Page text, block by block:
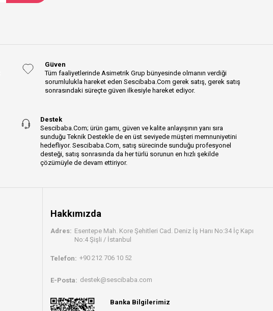
Güven
Tüm faaliyetlerinde Asimetrik Grup bünyesinde olmanın verdiği
sorumlulukla hareket eden Sescibaba.Com gerek satış, gerek satış
sonrasındaki süreçte güven ilkesiyle hareket ediyor.
Destek
Sescibaba.Com; ürün gamı, güven ve kalite anlayışının yanı sıra
sunduğu Teknik Destekle de en üst seviyede müşteri memnuniyetini
hedefliyor. Sescibaba.Com, satış sürecinde sunduğu profesyonel
desteği, satış sonrasında da her türlü sorunun en hızlı şekilde
çözümüyle de devam ettiriyor.
Hakkımızda
Adres: Esentepe Mah. Kore Şehitleri Cad. Deniz İş Hanı No:34 İç Kapı
No:4 Şişli / İstanbul
Telefon: +90 212 706 10 52
E-Posta: destek@sescibaba.com
Banka Bilgilerimiz